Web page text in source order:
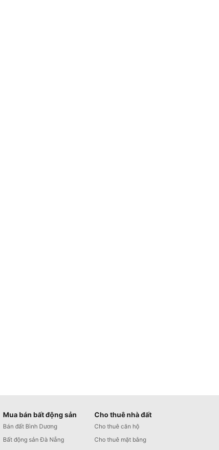
Mua bán bất động sản
Bán đất Bình Dương
Bất động sản Đà Nẵng
Cho thuê nhà đất
Cho thuê căn hộ
Cho thuê mặt bằng